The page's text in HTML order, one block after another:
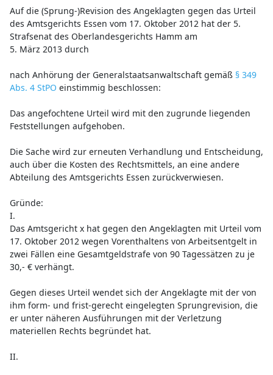
Auf die (Sprung-)Revision des Angeklagten gegen das Urteil
des Amtsgerichts Essen vom 17. Oktober 2012 hat der 5.
Strafsenat des Oberlandesgerichts Hamm am
5. März 2013 durch
nach Anhörung der Generalstaatsanwaltschaft gemäß § 349
Abs. 4 StPO einstimmig beschlossen:
Das angefochtene Urteil wird mit den zugrunde liegenden
Feststellungen aufgehoben.
Die Sache wird zur erneuten Verhandlung und Entscheidung,
auch über die Kosten des Rechtsmittels, an eine andere
Abteilung des Amtsgerichts Essen zurückverwiesen.
Gründe:
I.
Das Amtsgericht x hat gegen den Angeklagten mit Urteil vom
17. Oktober 2012 wegen Vorenthaltens von Arbeitsentgelt in
zwei Fällen eine Gesamtgeldstrafe von 90 Tagessätzen zu je
30,- € verhängt.
Gegen dieses Urteil wendet sich der Angeklagte mit der von
ihm form- und frist-gerecht eingelegten Sprungrevision, die
er unter näheren Ausführungen mit der Verletzung
materiellen Rechts begründet hat.
II.